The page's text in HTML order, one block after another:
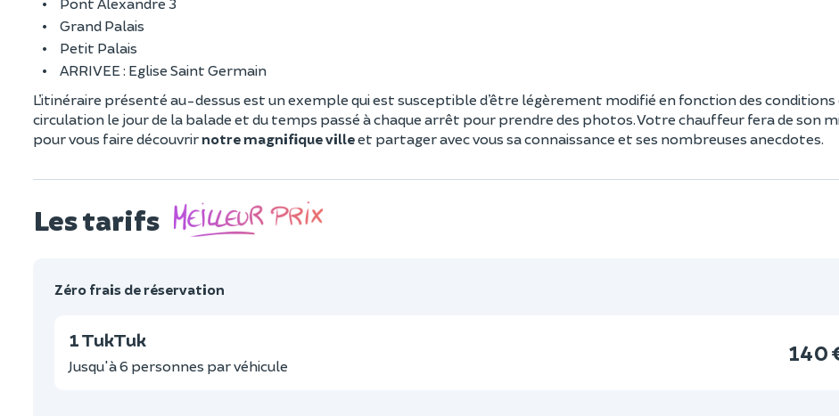
Grand Palais
Petit Palais
ARRIVEE : Eglise Saint Germain
L’itinéraire présenté au-dessus est un exemple qui est susceptible d’être légèrement modifié en fonction des conditions
circulation le jour de la balade et du temps passé à chaque arrêt pour prendre des photos. Votre chauffeur fera de son
pour vous faire découvrirnotre magnifique villeet partager avec vous sa connaissance et ses nombreuses anecdotes.
Les tarifs
Zéro frais de réservation
1 TukTuk
Jusqu'à 6 personnes par véhicule
140